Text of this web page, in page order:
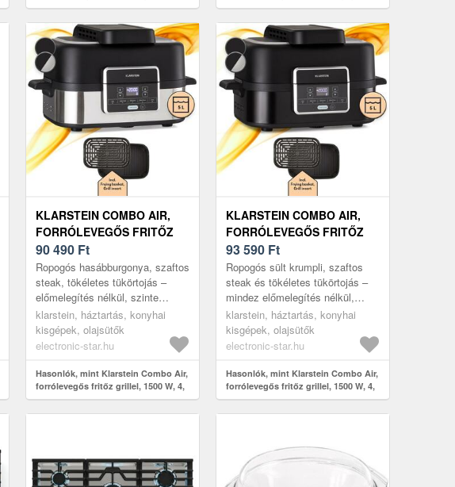
zománcozott
KLARSTEIN COMBO AIR,
FORRÓLEVEGŐS FRITŐZ
GRILLEL, 1500 W, 4, 5 L
GRILLKOSÁR, 2, 5 L
SÜTŐKOSÁR, 5 PROGRAM
90 490 Ft
Ropogós hasábburgonya, szaftos
steak, tökéletes tükörtojás –
előmelegítés nélkül, szinte
egyáltalán olaj nélkül. A Klarstein
Combo Air ötvözi a for...
klarstein, háztartás, konyhai
kisgépek, olajsütők
electronic-star.hu
Hasonlók, mint Klarstein Combo Air,
forrólevegős fritőz grillel, 1500 W, 4,
5 l grillkosár, 2, 5 l sütőkosár, 5
program
KLARSTEIN COMBO AIR,
FORRÓLEVEGŐS FRITŐZ
GRILLEL, 1500 W, 4, 5 L
GRILLKOSÁR, 2, 5 L
SÜTŐKOSÁR, 5 PROGRAM
93 590 Ft
Ropogós sült krumpli, szaftos
steak és tökéletes tükörtojás –
mindez előmelegítés nélkül,
szinte olaj nélkül. A Klarstein
Combo Air egy kompakt kés...
klarstein, háztartás, konyhai
kisgépek, olajsütők
electronic-star.hu
Hasonlók, mint Klarstein Combo Air,
forrólevegős fritőz grillel, 1500 W, 4,
5 l grillkosár, 2, 5 l sütőkosár, 5
program